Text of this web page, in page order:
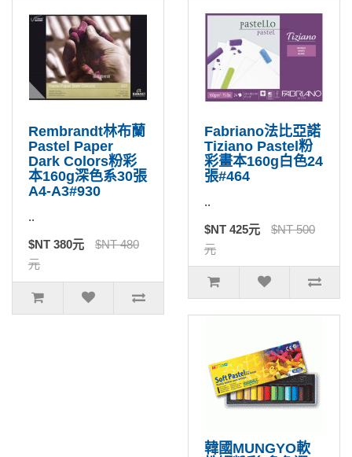
Rembrandt林布蘭
Pastel Paper
Dark Colors粉彩
本160g深色系30張
A4-A3#930
..
$NT 380元
$NT 480
元
Fabriano法比亞諾
Tiziano Pastel粉
彩畫本160g白色24
張#464
..
$NT 425元
$NT 500
元
韓國MUNGYO軟